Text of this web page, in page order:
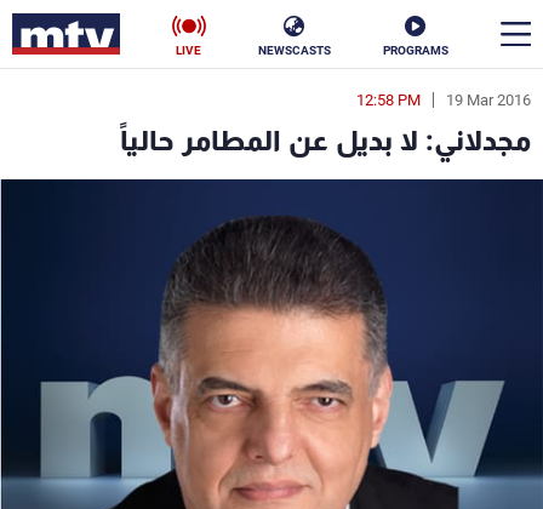
PROGRAMS
NEWSCASTS
LIVE
19 Mar 2016
12:58 PM
مجدلاني: لا بديل عن المطامر حالياً
en
الأخبار
ناس
فن
كأس العالم